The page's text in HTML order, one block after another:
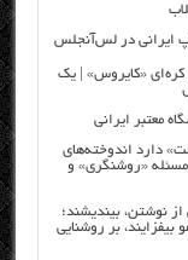
ایرانی در لس‌آنجلس
کره‌ای «کایروس» | یک
دارد اندوخته‌های
«روشنگری» و
نوشتن، بیندیشند؛
بر روشنایی